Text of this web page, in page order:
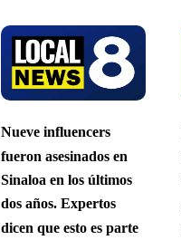
Nueve influencers
fueron asesinados en
Sinaloa en los últimos
dos años. Expertos
dicen que esto es parte